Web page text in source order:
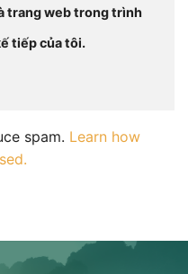
trang web trong trình
tiếp của tôi.
spam. Learn how